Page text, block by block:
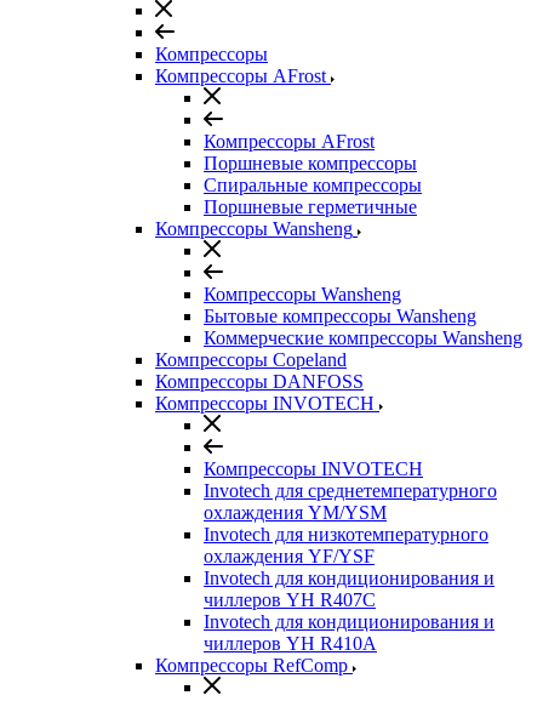
Компрессоры
Компрессоры AFrost
Компрессоры AFrost
Поршневые компрессоры
Спиральные компрессоры
Поршневые герметичные
Компрессоры Wansheng
Компрессоры Wansheng
Бытовые компрессоры Wansheng
Коммерческие компрессоры Wansheng
Компрессоры Copeland
Компрессоры DANFOSS
Компрессоры INVOTECH
Компрессоры INVOTECH
Invotech для среднетемпературного
охлаждения YM/YSM
Invotech для низкотемпературного
охлаждения YF/YSF
Invotech для кондиционирования и
чиллеров YH R407C
Invotech для кондиционирования и
чиллеров YH R410A
Компрессоры RefComp